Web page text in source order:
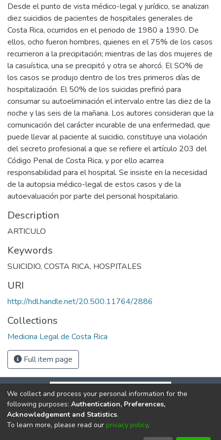
Desde el punto de vista médico-legal y jurídico, se analizan
diez suicidios de pacientes de hospitales generales de
Costa Rica, ocurridos en el periodo de 1980 a 1990. De
ellos, ocho fueron hombres, quienes en el 75% de los casos
recurrieron a la precipitación; mientras de las dos mujeres de
la casuística, una se precipitó y otra se ahorcó. El SO% de
los casos se produjo dentro de los tres primeros días de
hospitalización. El 50% de los suicidas prefirió para
consumar su autoeliminación el intervalo entre las diez de la
noche y las seis de la mañana. Los autores consideran que la
comunicación del carácter incurable de una enfermedad, que
puede llevar al paciente al suicidio, constituye una violación
del secreto profesional a que se refiere el artículo 203 del
Código Penal de Costa Rica, y por ello acarrea
responsabilidad para el hospital. Se insiste en la necesidad
de la autopsia médico-legal de estos casos y de la
autoevaluación por parte del personal hospitalario.
Description
ARTICULO
Keywords
SUICIDIO, COSTA RICA, HOSPITALES
URI
http://hdl.handle.net/20.500.11764/2886
Collections
Medicina Legal de Costa Rica
Full item page
DSpace softwarecopyright © 2002-2026
We collect and process your personal information for the
following purposes: Authentication, Preferences,
Acknowledgement and Statistics.
To learn more, please read our privacy policy.